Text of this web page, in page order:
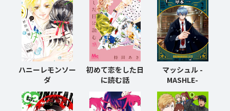
ハニーレモンソー
ダ
初めて恋をした日
に読む話
マッシュル -
MASHLE-